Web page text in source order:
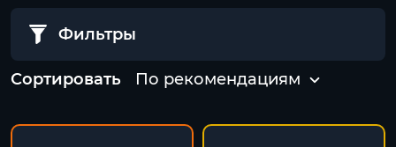
Фильтры
Сортировать По рекомендациям